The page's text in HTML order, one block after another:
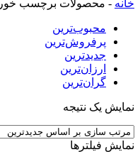
خانه - محصولات برچسب
محبوب‌ترین
پرفروش‌ترین
جدیدترین
ارزان‌ترین
گران‌ترین
نمایش یک نتیجه
نمایش فیلترها